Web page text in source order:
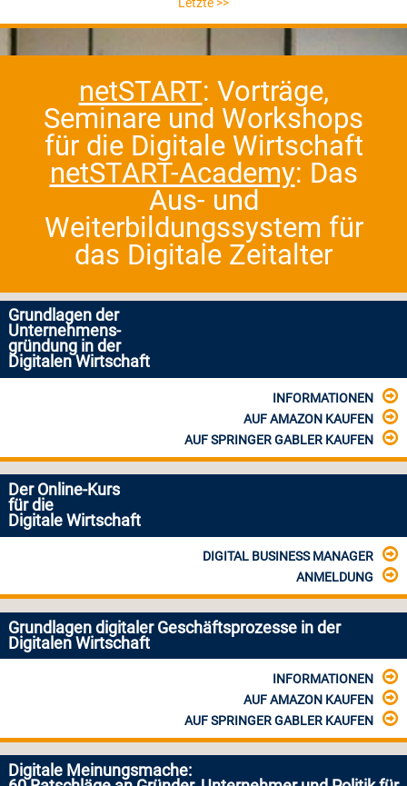
netSTART: Vorträge,
Seminare und Workshops
für die Digitale Wirtschaft
netSTART-Academy: Das
Aus- und
Weiterbildungssystem für
das Digitale Zeitalter
Grundlagen der
Unternehmens-
gründung in der
Digitalen Wirtschaft
INFORMATIONEN
AUF AMAZON KAUFEN
AUF SPRINGER GABLER KAUFEN
Der Online-Kurs
für die
Digitale Wirtschaft
DIGITAL BUSINESS MANAGER
ANMELDUNG
Grundlagen digitaler Geschäftsprozesse in der
Digitalen Wirtschaft
INFORMATIONEN
AUF AMAZON KAUFEN
AUF SPRINGER GABLER KAUFEN
Digitale Meinungsmache: